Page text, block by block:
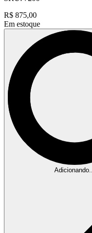
R$ 875,00
Em estoque
Adicionando...